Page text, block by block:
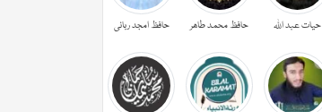
حیات عبد اللہ حافظ محمد طاھر حافظ امجد ربانی